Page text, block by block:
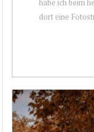
habe ich beim
dort eine